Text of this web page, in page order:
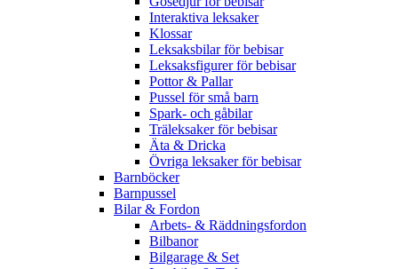
Interaktiva leksaker
Klossar
Leksaksbilar för bebisar
Leksaksfigurer för bebisar
Pottor & Pallar
Pussel för små barn
Spark- och gåbilar
Träleksaker för bebisar
Äta & Dricka
Övriga leksaker för bebisar
Barnböcker
Barnpussel
Bilar & Fordon
Arbets- & Räddningsfordon
Bilbanor
Bilgarage & Set